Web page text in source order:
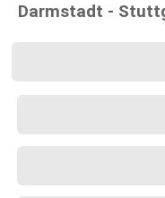
Darmstadt -